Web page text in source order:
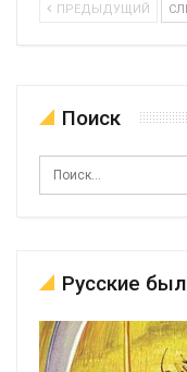
ПРЕДЫДУЩИЙ
Поиск
Русские